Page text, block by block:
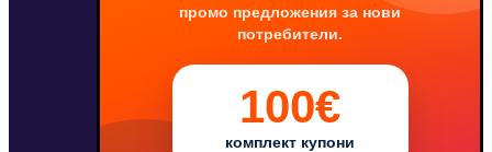
промо предложения за нови
потребители.
100€
комплект купони